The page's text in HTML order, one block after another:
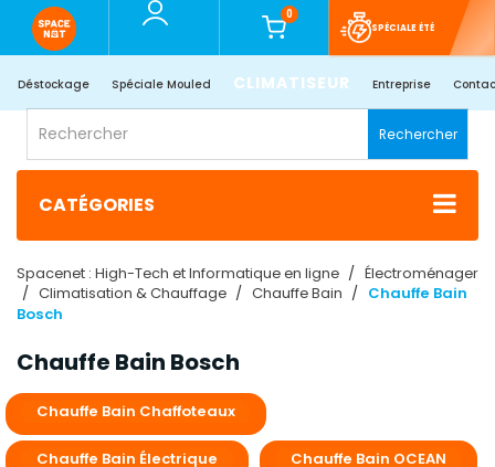
0
SPÉCIALE ÉTÉ
Déstockage Spéciale Mouled CLIMATISEUR Entreprise
Rechercher
CATÉGORIES
Spacenet : High-Tech et Informatique en ligne
Électroménager
Climatisation & Chauffage
Chauffe Bain
Chauffe Bain
Bosch​
Chauffe Bain Bosch​
Chauffe Bain Chaffoteaux
Chauffe Bain Électrique​ Chauffe Bain OCEAN